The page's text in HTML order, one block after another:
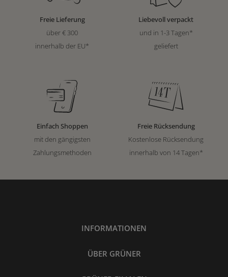
Freie Lieferung
über € 300
innerhalb der EU*
Liebevoll verpackt
und in 1-3 Tagen*
geliefert
Einfach Shoppen
mit den gängigsten
Zahlungsmethoden
Freie Rücksendung
Kostenlose Rücksendung
innerhalb von 14 Tagen*
INFORMATIONEN
ÜBER GRÜNER